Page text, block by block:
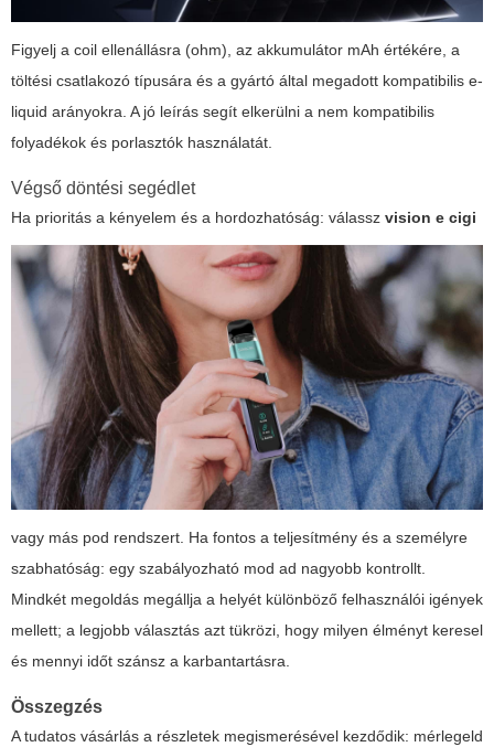
Figyelj a coil ellenállásra (ohm), az akkumulátor mAh értékére, a
töltési csatlakozó típusára és a gyártó által megadott kompatibilis e-
liquid arányokra. A jó leírás segít elkerülni a nem kompatibilis
folyadékok és porlasztók használatát.
Végső döntési segédlet
Ha prioritás a kényelem és a hordozhatóság: válassz vision e cigi
vagy más pod rendszert. Ha fontos a teljesítmény és a személyre
szabhatóság: egy szabályozható mod ad nagyobb kontrollt.
Mindkét megoldás megállja a helyét különböző felhasználói igények
mellett; a legjobb választás azt tükrözi, hogy milyen élményt keresel
és mennyi időt szánsz a karbantartásra.
Összegzés
A tudatos vásárlás a részletek megismerésével kezdődik: mérlegeld